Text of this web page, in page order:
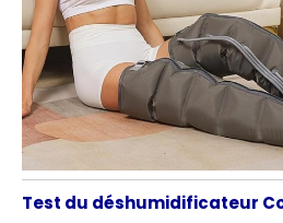
Test du déshumidificateur